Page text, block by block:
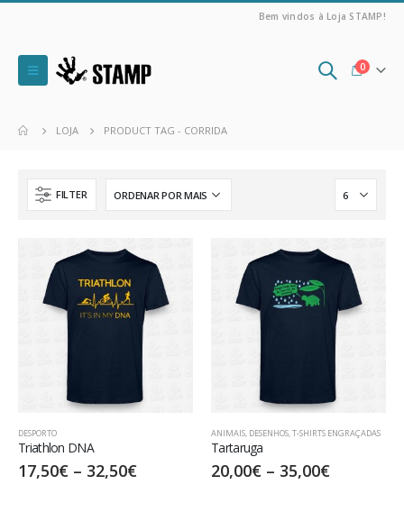
Bem vindos à Loja STAMP!
0
LOJA PRODUCT TAG - CORRIDA
FILTER
DESPORTO
Triathlon DNA
17,50€ – 32,50€
ANIMAIS, DESENHOS,T-SHIRTS ENGRAÇADAS
Tartaruga
20,00€ – 35,00€